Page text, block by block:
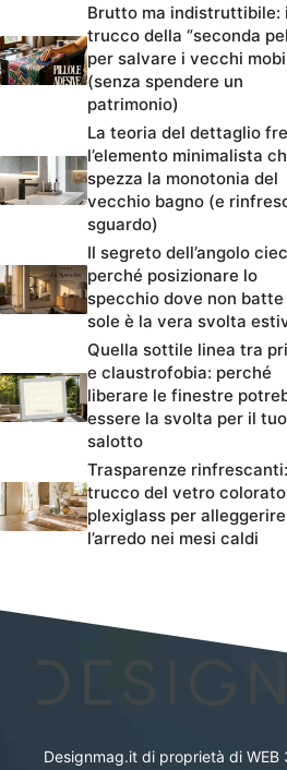
Brutto ma indistruttibile:
trucco della “seconda
per salvare i vecchi
(senza spendere un
patrimonio)
La teoria del dettaglio
l’elemento minimalista
spezza la monotonia del
vecchio bagno (e
sguardo)
Il segreto dell’angolo
perché posizionare lo
specchio dove non batte
sole è la vera svolta
Quella sottile linea tra
e claustrofobia: perché
liberare le finestre
essere la svolta per il tuo
salotto
Trasparenze
trucco del vetro colorato
plexiglass per alleggerire
l’arredo nei mesi caldi
Designmag.it di proprietà di WEB